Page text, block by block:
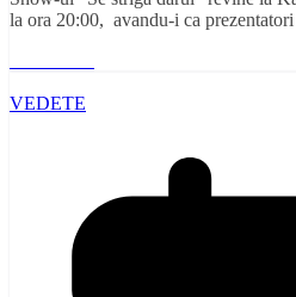
la ora 20:00, avandu-i ca prezentatori
VEDETE